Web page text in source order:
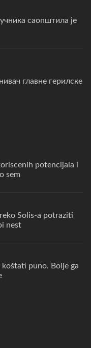
саопштила је
главне герилске
potencijala i
sem
Solis-a potraziti
nest
puno. Bolje ga